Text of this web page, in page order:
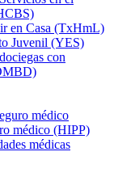
en Casa (TxHmL)
Juvenil (YES)
con
médico
médico (HIPP)
médicas